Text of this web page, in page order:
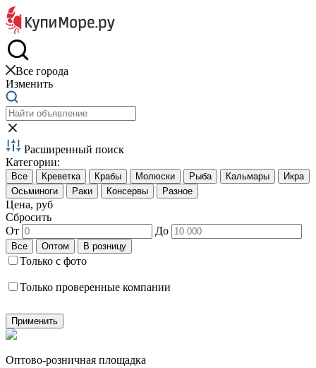
Все города
Изменить
Расширенный поиск
Категории:
Цена, руб
Сбросить
От
До
Только с фото
Только проверенные компании
Оптово-розничная площадка